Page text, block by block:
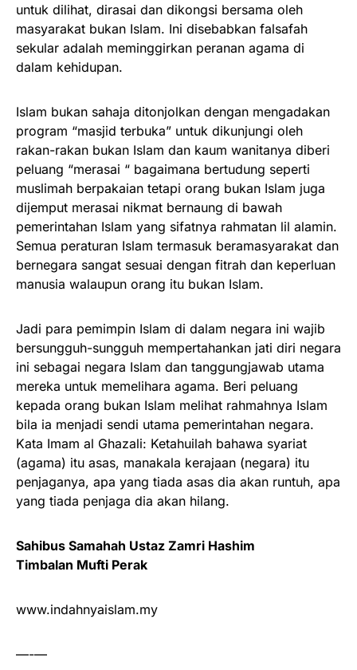
untuk dilihat, dirasai dan dikongsi bersama oleh
masyarakat bukan Islam. Ini disebabkan falsafah
sekular adalah meminggirkan peranan agama di
dalam kehidupan.
Islam bukan sahaja ditonjolkan dengan mengadakan
program “masjid terbuka” untuk dikunjungi oleh
rakan-rakan bukan Islam dan kaum wanitanya diberi
peluang “merasai “ bagaimana bertudung seperti
muslimah berpakaian tetapi orang bukan Islam juga
dijemput merasai nikmat bernaung di bawah
pemerintahan Islam yang sifatnya rahmatan lil alamin.
Semua peraturan Islam termasuk beramasyarakat dan
bernegara sangat sesuai dengan fitrah dan keperluan
manusia walaupun orang itu bukan Islam.
Jadi para pemimpin Islam di dalam negara ini wajib
bersungguh-sungguh mempertahankan jati diri negara
ini sebagai negara Islam dan tanggungjawab utama
mereka untuk memelihara agama. Beri peluang
kepada orang bukan Islam melihat rahmahnya Islam
bila ia menjadi sendi utama pemerintahan negara.
Kata Imam al Ghazali: Ketahuilah bahawa syariat
(agama) itu asas, manakala kerajaan (negara) itu
penjaganya, apa yang tiada asas dia akan runtuh, apa
yang tiada penjaga dia akan hilang.
Sahibus Samahah Ustaz Zamri Hashim
Timbalan Mufti Perak
www.indahnyaislam.my
—-—